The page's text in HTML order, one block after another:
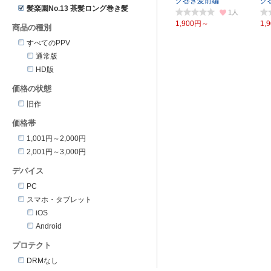
1
1,900円～
髪楽園No.13 茶髪ロング巻き髪
商品の種別
すべてのPPV
通常版
HD版
価格の状態
旧作
価格帯
1,001円～2,000円
2,001円～3,000円
デバイス
PC
スマホ・タブレット
iOS
Android
プロテクト
DRMなし